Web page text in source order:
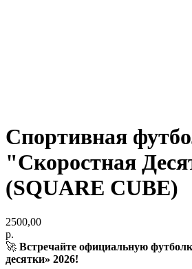
Спортивная
"Скоростная
(SQUARE CUBE)
2500,00
р.
🚀 Встречайте официальную
десятки» 2026!